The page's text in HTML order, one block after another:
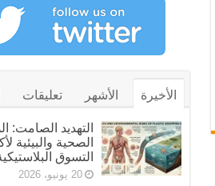
الأخيرة الأشهر تعليقات
التهديد الصامت:
الصحية والبيئية
التسوق
20 يونيو، 2026